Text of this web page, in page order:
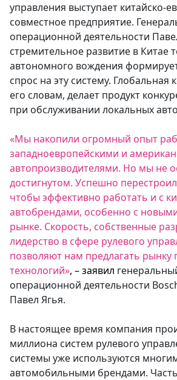
управления выступает китайско-
совместное предприятие.
операционной деятельности
стремительное развитие в Китае
автономного вождения
спрос на эту систему. Глобальная
его словам, делает продукт
при обслуживании локальных
«Мы накопили огромный опыт
западноевропейскими и
автопроизводителями. Но мы не
достигнутом. Успешно
чтобы эффективно работать и с
автобрендами, особенно с
рынке. Скорость, собственные
лидерство в сфере рулевого
позволяют нам предлагать рынку
технологий», – заявил
операционной деятельности
Павел Ягья.
В настоящее время компания
миллиона систем рулевого
системы уже используются
автомобильными брендами.